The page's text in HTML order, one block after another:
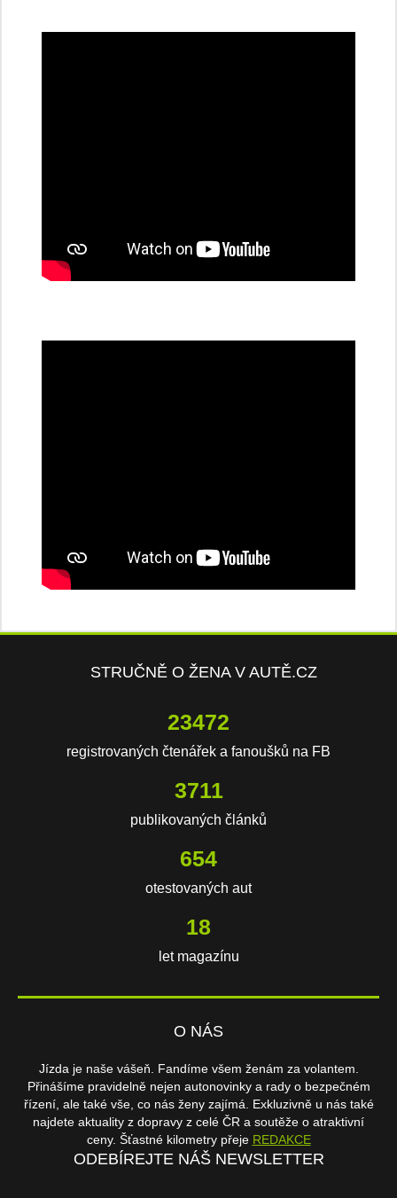
STRUČNĚ O ŽENA V AUTĚ.CZ
23472
registrovaných čtenářek a fanoušků na FB
3711
publikovaných článků
654
otestovaných aut
18
let magazínu
O NÁS
Jízda je naše vášeň. Fandíme všem ženám za volantem.
Přinášíme pravidelně nejen autonovinky a rady o bezpečném
řízení, ale také vše, co nás ženy zajímá. Exkluzivně u nás také
najdete aktuality z dopravy z celé ČR a soutěže o atraktivní
ceny. Šťastné kilometry přeje REDAKCE
ODEBÍREJTE NÁŠ NEWSLETTER